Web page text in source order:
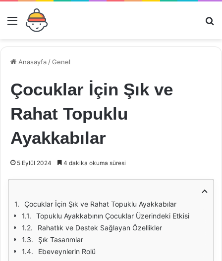
Menü
Anasayfa /Genel
Çocuklar İçin Şık ve
Rahat Topuklu
Ayakkabılar
5 Eylül 2024 4 dakika okuma süresi
Çocuklar İçin Şık ve Rahat Topuklu Ayakkabılar
Topuklu Ayakkabının Çocuklar Üzerindeki Etkisi
Rahatlık ve Destek Sağlayan Özellikler
Şık Tasarımlar
Ebeveynlerin Rolü